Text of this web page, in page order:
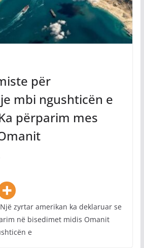
për
mbi ngushticën e
përparim mes
zyrtar amerikan ka deklaruar se
në bisedimet midis Omanit
e